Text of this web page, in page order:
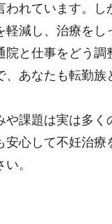
われています。
軽減し、治療を
院と仕事をどう
、あなたも転勤族
や課題は実は多
安心して不妊治
。